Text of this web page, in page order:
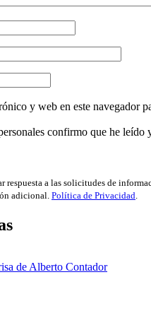
y web en este navegador
confirmo que he leído
respuesta a las solicitudes de
adicional. Política de Privacidad
de Alberto Contador